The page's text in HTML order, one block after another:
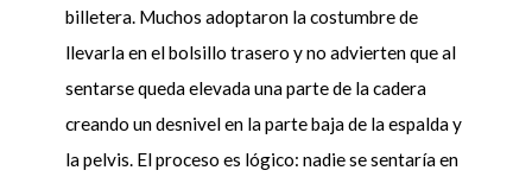
billetera. Muchos adoptaron la costumbre de
llevarla en el bolsillo trasero y no advierten que al
sentarse queda elevada una parte de la cadera
creando un desnivel en la parte baja de la espalda y
la pelvis. El proceso es lógico: nadie se sentaría en